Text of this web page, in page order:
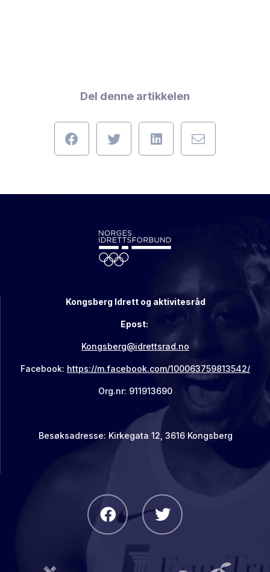
Del denne artikkelen
Kongsberg Idrett og aktivitesråd
Epost:
Kongsberg@idrettsrad.no
Facebook: https://m.facebook.com/100063759813542/
Org.nr: 911913690
Besøksadresse: Kirkegata 12, 3616 Kongsberg